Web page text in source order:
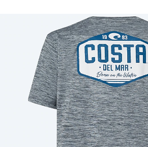
Precio: Sin cargo
Cantidad: